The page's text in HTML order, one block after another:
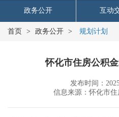
政务公开 互动
首页 > 政务公开 > 规划计划
怀化市住房公积
发布时间：
信息来源：怀化市